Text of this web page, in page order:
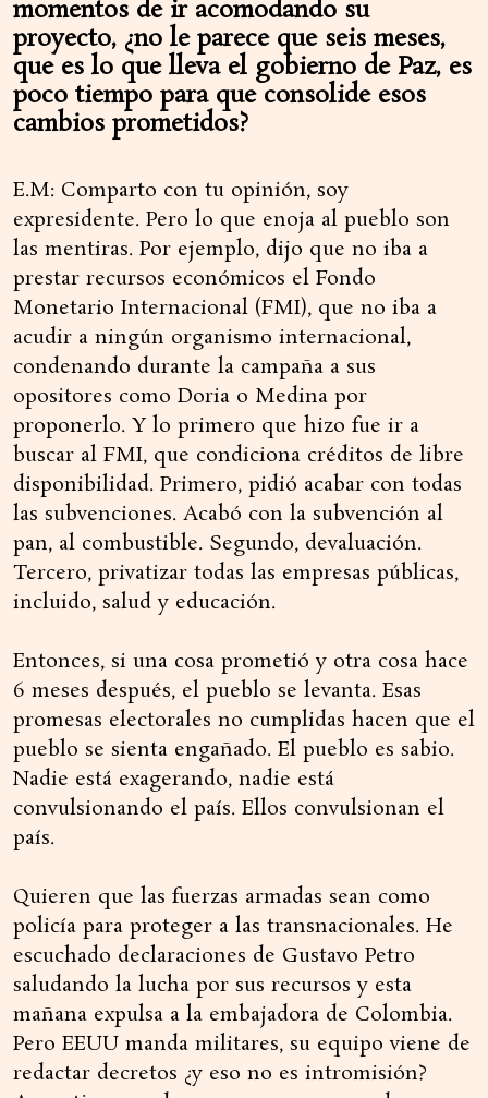
momentos de ir acomodando su
proyecto, ¿no le parece que seis meses,
que es lo que lleva el gobierno de Paz, es
poco tiempo para que consolide esos
cambios prometidos?
E.M: Comparto con tu opinión, soy
expresidente. Pero lo que enoja al pueblo son
las mentiras. Por ejemplo, dijo que no iba a
prestar recursos económicos el Fondo
Monetario Internacional (FMI), que no iba a
acudir a ningún organismo internacional,
condenando durante la campaña a sus
opositores como Doria o Medina por
proponerlo. Y lo primero que hizo fue ir a
buscar al FMI, que condiciona créditos de libre
disponibilidad. Primero, pidió acabar con todas
las subvenciones. Acabó con la subvención al
pan, al combustible. Segundo, devaluación.
Tercero, privatizar todas las empresas públicas,
incluido, salud y educación.
Entonces, si una cosa prometió y otra cosa hace
6 meses después, el pueblo se levanta. Esas
promesas electorales no cumplidas hacen que el
pueblo se sienta engañado. El pueblo es sabio.
Nadie está exagerando, nadie está
convulsionando el país. Ellos convulsionan el
país.
Quieren que las fuerzas armadas sean como
policía para proteger a las transnacionales. He
escuchado declaraciones de Gustavo Petro
saludando la lucha por sus recursos y esta
mañana expulsa a la embajadora de Colombia.
Pero EEUU manda militares, su equipo viene de
redactar decretos ¿y eso no es intromisión?